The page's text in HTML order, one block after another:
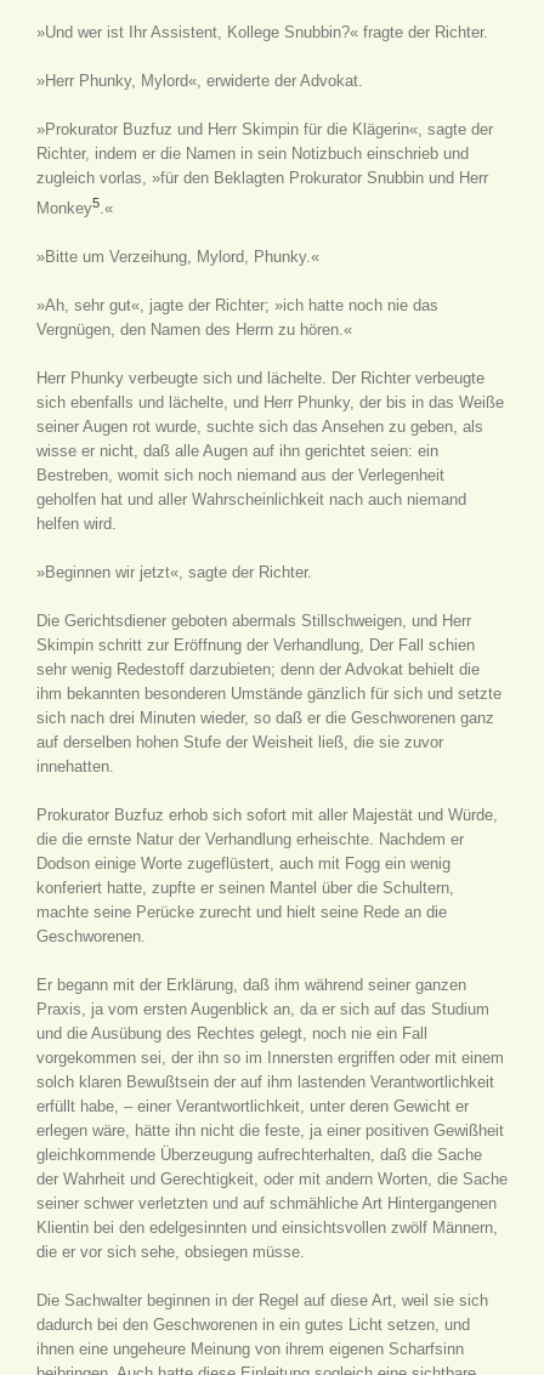
»Und wer ist Ihr Assistent, Kollege Snubbin?« fragte der Richter.
»Herr Phunky, Mylord«, erwiderte der Advokat.
»Prokurator Buzfuz und Herr Skimpin für die Klägerin«, sagte der
Richter, indem er die Namen in sein Notizbuch einschrieb und
zugleich vorlas, »für den Beklagten Prokurator Snubbin und Herr
Monkey5.«
»Bitte um Verzeihung, Mylord, Phunky.«
»Ah, sehr gut«, jagte der Richter; »ich hatte noch nie das
Vergnügen, den Namen des Herrn zu hören.«
Herr Phunky verbeugte sich und lächelte. Der Richter verbeugte
sich ebenfalls und lächelte, und Herr Phunky, der bis in das Weiße
seiner Augen rot wurde, suchte sich das Ansehen zu geben, als
wisse er nicht, daß alle Augen auf ihn gerichtet seien: ein
Bestreben, womit sich noch niemand aus der Verlegenheit
geholfen hat und aller Wahrscheinlichkeit nach auch niemand
helfen wird.
»Beginnen wir jetzt«, sagte der Richter.
Die Gerichtsdiener geboten abermals Stillschweigen, und Herr
Skimpin schritt zur Eröffnung der Verhandlung, Der Fall schien
sehr wenig Redestoff darzubieten; denn der Advokat behielt die
ihm bekannten besonderen Umstände gänzlich für sich und setzte
sich nach drei Minuten wieder, so daß er die Geschworenen ganz
auf derselben hohen Stufe der Weisheit ließ, die sie zuvor
innehatten.
Prokurator Buzfuz erhob sich sofort mit aller Majestät und Würde,
die die ernste Natur der Verhandlung erheischte. Nachdem er
Dodson einige Worte zugeflüstert, auch mit Fogg ein wenig
konferiert hatte, zupfte er seinen Mantel über die Schultern,
machte seine Perücke zurecht und hielt seine Rede an die
Geschworenen.
Er begann mit der Erklärung, daß ihm während seiner ganzen
Praxis, ja vom ersten Augenblick an, da er sich auf das Studium
und die Ausübung des Rechtes gelegt, noch nie ein Fall
vorgekommen sei, der ihn so im Innersten ergriffen oder mit einem
solch klaren Bewußtsein der auf ihm lastenden Verantwortlichkeit
erfüllt habe, – einer Verantwortlichkeit, unter deren Gewicht er
erlegen wäre, hätte ihn nicht die feste, ja einer positiven Gewißheit
gleichkommende Überzeugung aufrechterhalten, daß die Sache
der Wahrheit und Gerechtigkeit, oder mit andern Worten, die Sache
seiner schwer verletzten und auf schmähliche Art Hintergangenen
Klientin bei den edelgesinnten und einsichtsvollen zwölf Männern,
die er vor sich sehe, obsiegen müsse.
Die Sachwalter beginnen in der Regel auf diese Art, weil sie sich
dadurch bei den Geschworenen in ein gutes Licht setzen, und
ihnen eine ungeheure Meinung von ihrem eigenen Scharfsinn